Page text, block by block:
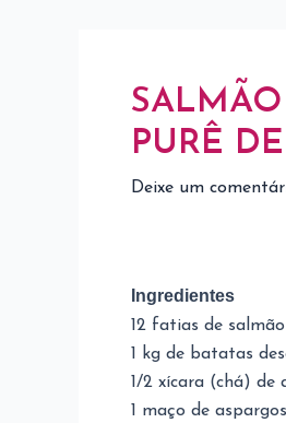
PURÊ
Deixe um
Ingredientes
12 fatias de
1 kg de batatas
1/2 xícara (chá) de
1 maço de